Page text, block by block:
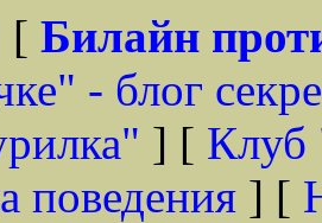
[ Билайн
- блог
] [ Клуб
поведения ] [